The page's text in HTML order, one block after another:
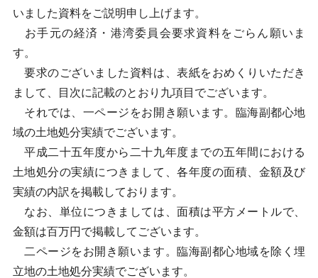
いました資料をご説明申し上げます。
お手元の経済・港湾委員会要求資料をごらん願いま
す。
要求のございました資料は、表紙をおめくりいただき
まして、目次に記載のとおり九項目でございます。
それでは、一ページをお開き願います。臨海副都心地
域の土地処分実績でございます。
平成二十五年度から二十九年度までの五年間における
土地処分の実績につきまして、各年度の面積、金額及び
実績の内訳を掲載しております。
なお、単位につきましては、面積は平方メートルで、
金額は百万円で掲載してございます。
二ページをお開き願います。臨海副都心地域を除く埋
立地の土地処分実績でございます。